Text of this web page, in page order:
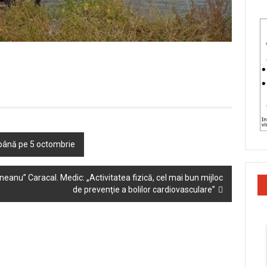
pe 5 octombrie
Caracal. Medic: „Activitatea fizică, cel mai bun mijloc
de prevenţie a bolilor cardiovasculare”